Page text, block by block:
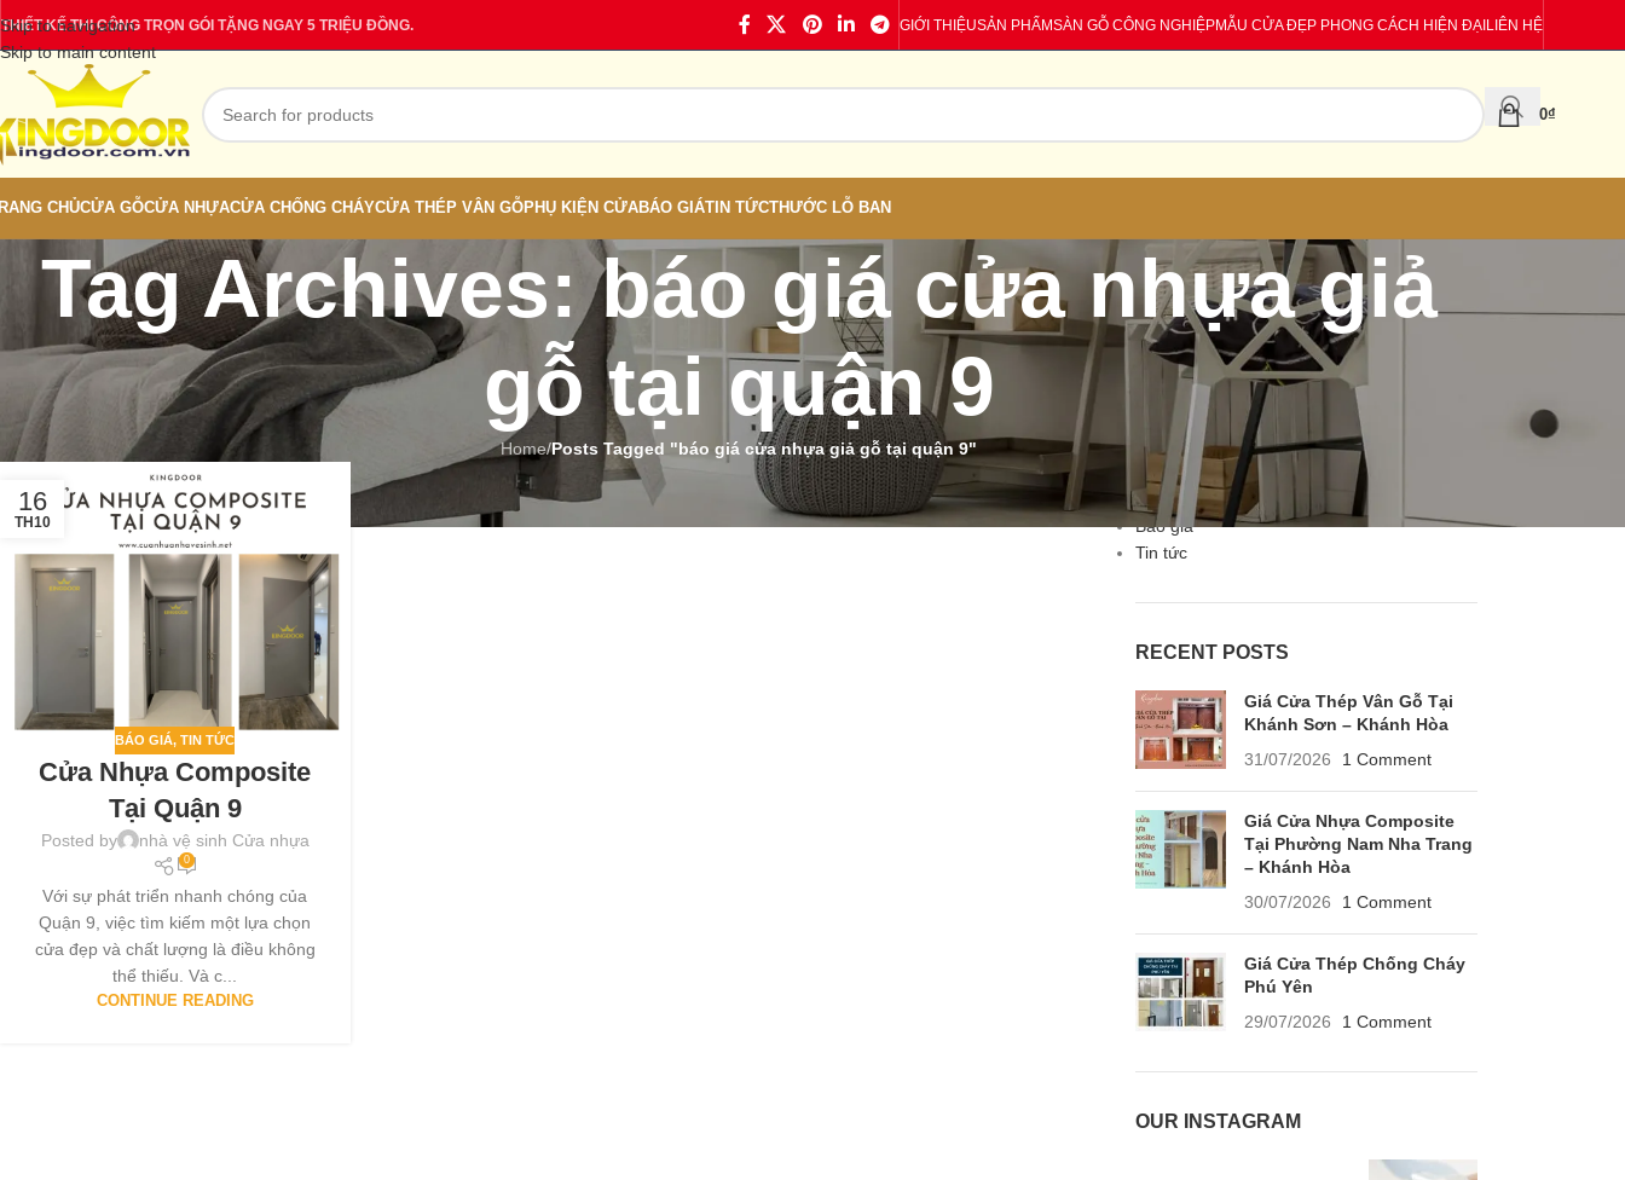
Skip to navigation
Skip to main content
THIẾT KẾ THI CÔNG TRỌN GÓI TẶNG NGAY 5 TRIỆU ĐỒNG. GIỚI THIỆUSẢN PHẨMSÀN GỖ CÔNG NGHIỆPMẪU CỬA ĐẸP PHONG CÁCH HIỆN ĐẠILIÊN HỆ
0₫
CHỦCỬA GỖCỬA NHỰACỬA CHỐNG CHÁYCỬA THÉP VÂN GỖPHỤ KIỆN CỬABÁO GIÁTIN TỨCTHƯỚC LỖ BAN
Tag Archives: báo giá cửa nhựa giả
gỗ tại quận 9
Home/Posts Tagged "báo giá cửa nhựa giả gỗ tại quận 9"
16
TH10
BÁO GIÁ,TIN TỨC
Cửa Nhựa Composite
Tại Quận 9
Posted by nhà vệ sinh Cửa nhựa
0
Với sự phát triển nhanh chóng của
Quận 9, việc tìm kiếm một lựa chọn
cửa đẹp và chất lượng là điều không
thể thiếu. Và c...
CONTINUE READING
CATEGORIES
Báo giá
Tin tức
RECENT POSTS
Giá Cửa Thép Vân Gỗ Tại
Khánh Sơn – Khánh Hòa
31/07/2026
1 Comment
Giá Cửa Nhựa Composite
Tại Phường Nam Nha Trang
– Khánh Hòa
30/07/2026
1 Comment
Giá Cửa Thép Chống Cháy
Phú Yên
29/07/2026
1 Comment
OUR INSTAGRAM